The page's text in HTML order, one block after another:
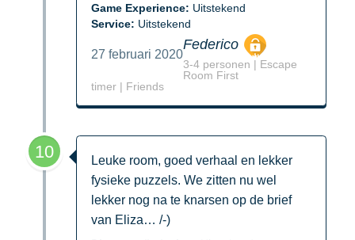
Game Experience: Uitstekend
Service: Uitstekend
27 februari 2020
Federico
3-4 personen | Escape
Room First
timer | Friends
10
Leuke room, goed verhaal en lekker
fysieke puzzels. We zitten nu wel
lekker nog na te knarsen op de brief
van Eliza… /-)